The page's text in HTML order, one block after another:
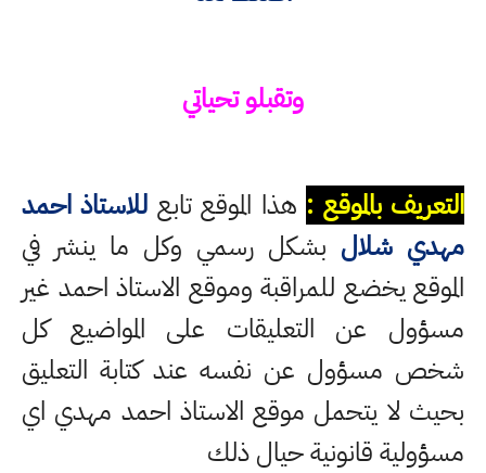
وتقبلو تحياتي
التعريف بالموقع : هذا الموقع تابع للاستاذ احمد
مهدي شلال بشكل رسمي وكل ما ينشر في
الموقع يخضع للمراقبة وموقع الاستاذ احمد غير
مسؤول عن التعليقات على المواضيع كل
شخص مسؤول عن نفسه عند كتابة التعليق
بحيث لا يتحمل موقع الاستاذ احمد مهدي اي
مسؤولية قانونية حيال ذلك